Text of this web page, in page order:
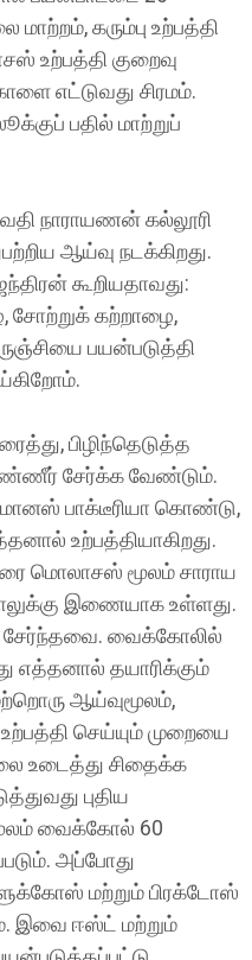
கரும்பு உற்பத்தி
உற்பத்தி குறைவு
எட்டுவது சிரமம்.
பதில் மாற்றுப்
நாராயணன் கல்லூரி
ஆய்வு நடக்கிறது.
கூறியதாவது:
சோற்றுக் கற்றாழை,
பயன்படுத்தி
பிழிந்தெடுத்த
சேர்க்க வேண்டும்.
பாக்டீரியா கொண்டு,
உற்பத்தியாகிறது.
மொலாசஸ் மூலம் சாராய
இணையாக உள்ளது.
வைக்கோலில்
எத்தனால் தயாரிக்கும்
ஆய்வுமூலம்,
செய்யும் முறையை
உடைத்து சிதைக்க
புதிய
வைக்கோல் 60
அப்போது
மற்றும் பிரக்டோஸ்
இவை ஈஸ்ட் மற்றும்